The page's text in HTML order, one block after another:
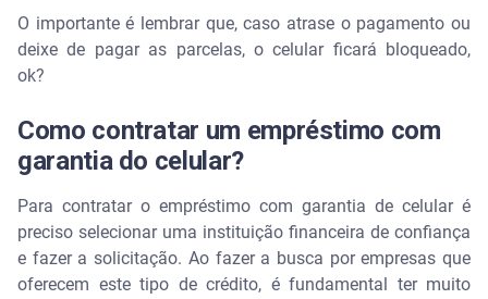
O importante é lembrar que, caso atrase o pagamento ou
deixe de pagar as parcelas, o celular ficará bloqueado,
ok?
Como contratar um empréstimo com
garantia do celular?
Para contratar o empréstimo com garantia de celular é
preciso selecionar uma instituição financeira de confiança
e fazer a solicitação. Ao fazer a busca por empresas que
oferecem este tipo de crédito, é fundamental ter muito